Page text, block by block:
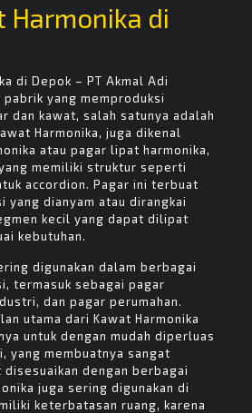
Harmonika di
di Depok – PT Akmal Adi
pabrik yang memproduksi
dan kawat, salah satunya adalah
Harmonika, juga dikenal
atau pagar lipat harmonika,
memiliki struktur seperti
accordion. Pagar ini terbuat
yang dianyam atau dirangkai
kecil yang dapat dilipat
kebutuhan.
digunakan dalam berbagai
termasuk sebagai pagar
dan pagar perumahan.
utama dari Kawat Harmonika
untuk dengan mudah diperluas
yang membuatnya sangat
dengan berbagai
juga sering digunakan di
keterbatasan ruang, karena